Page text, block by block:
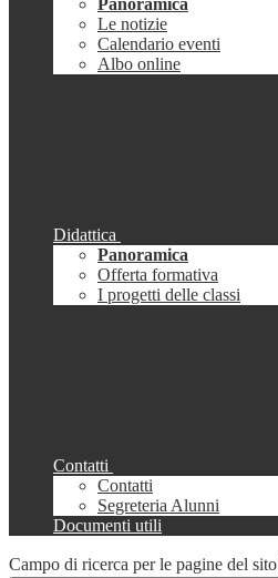
Panoramica
Le notizie
Calendario eventi
Albo online
Didattica
Panoramica
Offerta formativa
I progetti delle classi
Contatti
Contatti
Segreteria Alunni
Documenti utili
Campo di ricerca per le pagine del sito